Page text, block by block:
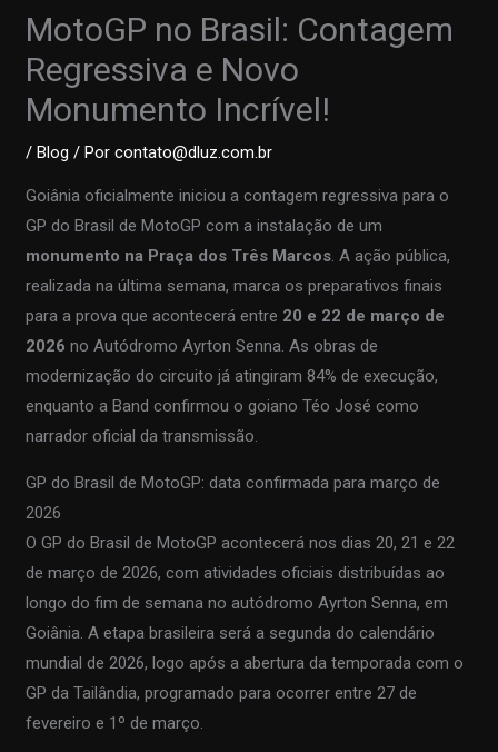
MotoGP no Brasil: Contagem
Regressiva e Novo
Monumento Incrível!
/ Blog / Porcontato@dluz.com.br
Goiânia oficialmente iniciou a contagem regressiva para o
GP do Brasil de MotoGP com a instalação de um
monumento na Praça dos Três Marcos. A ação pública,
realizada na última semana, marca os preparativos finais
para a prova que acontecerá entre 20 e 22 de março de
2026 no Autódromo Ayrton Senna. As obras de
modernização do circuito já atingiram 84% de execução,
enquanto a Band confirmou o goiano Téo José como
narrador oficial da transmissão.
GP do Brasil de MotoGP: data confirmada para março de
2026
O GP do Brasil de MotoGP acontecerá nos dias 20, 21 e 22
de março de 2026, com atividades oficiais distribuídas ao
longo do fim de semana no autódromo Ayrton Senna, em
Goiânia. A etapa brasileira será a segunda do calendário
mundial de 2026, logo após a abertura da temporada com o
GP da Tailândia, programado para ocorrer entre 27 de
fevereiro e 1º de março.